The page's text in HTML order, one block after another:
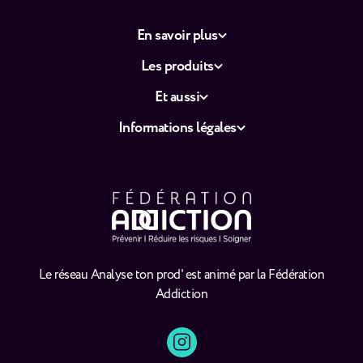
Le réseau Analyse ton prod' est animé par la Fédération
Addiction
En savoir plus
Les produits
Et aussi
Informations légales